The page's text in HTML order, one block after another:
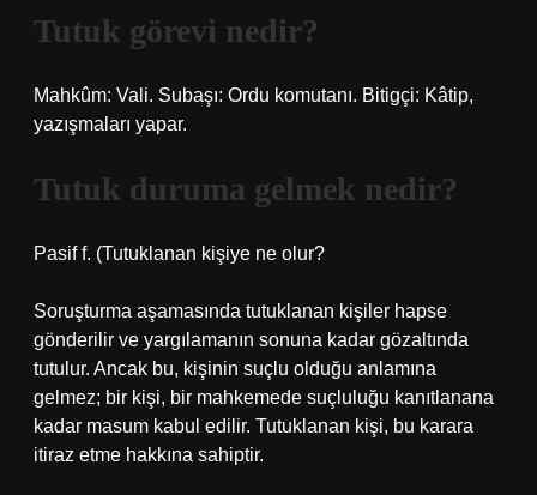
Tutuk görevi nedir?
Mahkûm: Vali. Subaşı: Ordu komutanı. Bitigçi: Kâtip,
yazışmaları yapar.
Tutuk duruma gelmek nedir?
Pasif f. (Tutuklanan kişiye ne olur?
Soruşturma aşamasında tutuklanan kişiler hapse
gönderilir ve yargılamanın sonuna kadar gözaltında
tutulur. Ancak bu, kişinin suçlu olduğu anlamına
gelmez; bir kişi, bir mahkemede suçluluğu kanıtlanana
kadar masum kabul edilir. Tutuklanan kişi, bu karara
itiraz etme hakkına sahiptir.